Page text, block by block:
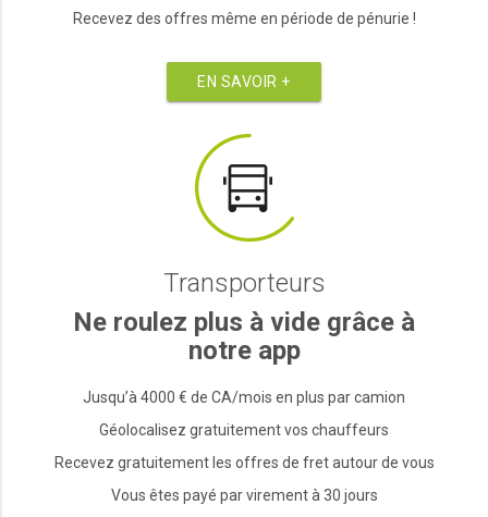
Recevez des offres même en période de pénurie !
EN SAVOIR +
Transporteurs
Ne roulez plus à vide grâce à
notre app
Jusqu’à 4000 € de CA/mois en plus par camion
Géolocalisez gratuitement vos chauffeurs
Recevez gratuitement les offres de fret autour de vous
Vous êtes payé par virement à 30 jours